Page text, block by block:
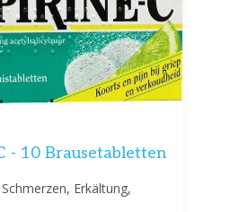
- 10 Brausetabletten
Erkältung,